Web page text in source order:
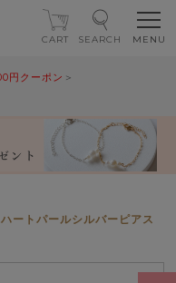
円クーポン ＞
CART SEARCH
トパールシルバーピアス